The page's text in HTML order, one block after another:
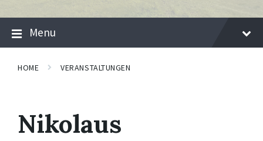
Menu
HOME VERANSTALTUNGEN
Nikolaus